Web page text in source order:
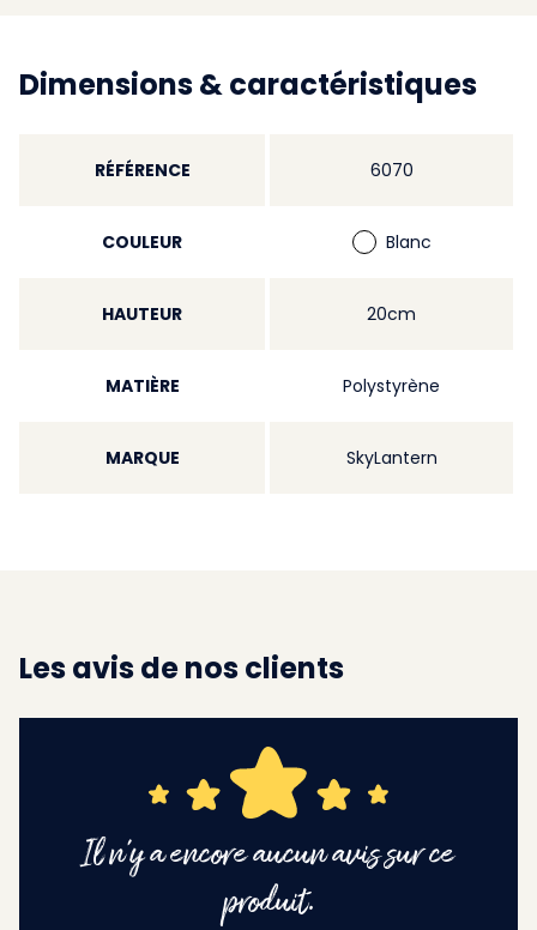
Dimensions & caractéristiques
RÉFÉRENCE 6070
COULEUR Blanc
HAUTEUR 20cm
MATIÈRE Polystyrène
MARQUE SkyLantern
Les avis de nos clients
Il n'y a encore aucun avis sur ce
produit.